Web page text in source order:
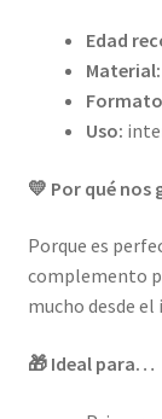
Edad
Material:
Uso:
💛 Por qué nos
Porque es
complemento
mucho desde el
🎁 Ideal para…